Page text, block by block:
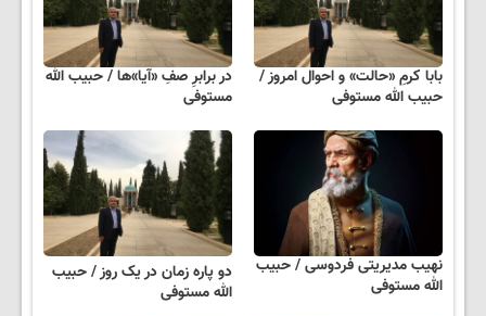
بابا کرمِ «حالت» و احوال امروز /
حبیب الله مستوفی
در برابرِ صفِ «آیا»ها / حبیب الله
مستوفی
نهیب مدیریتی فردوسی / حبیب
الله مستوفی
دو پاره زمان در یک روز / حبیب
الله مستوفی